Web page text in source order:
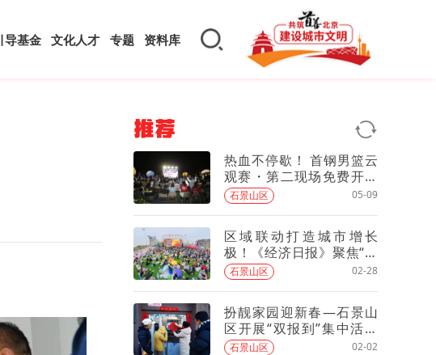
导基金 文化人才 专题 资料库
推荐
热血不停歇！ 首钢男篮云
观赛・第二现场免费开放
——
石景山区 05-09
区域联动打造城市增长
极！《经济日报》聚焦“两
园一河”推出报道
石景山区 02-28
扮靓家园迎新春—石景山
区开展“双报到”集中活动
暨“周末卫生日”活动
石景山区 02-02